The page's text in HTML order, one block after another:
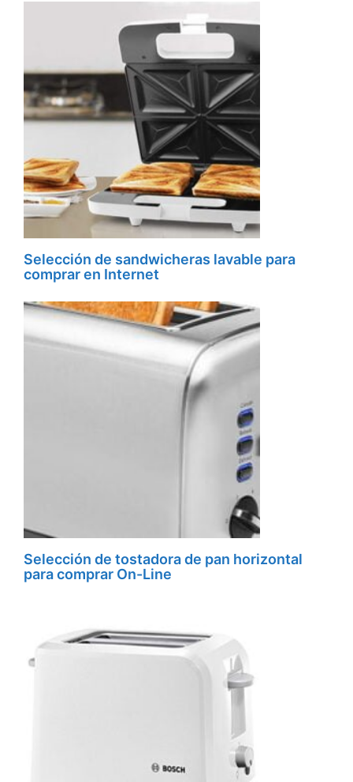
Selección de sandwicheras lavable para
comprar en Internet
Selección de tostadora de pan horizontal
para comprar On-Line